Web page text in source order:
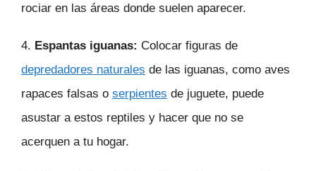
rociar en las áreas donde suelen aparecer.
4. Espantas iguanas: Colocar figuras de
depredadores naturales de las iguanas, como aves
rapaces falsas o serpientes de juguete, puede
asustar a estos reptiles y hacer que no se
acerquen a tu hogar.